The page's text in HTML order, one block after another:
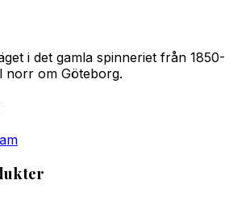
i det gamla spinneriet från 1850-
norr om Göteborg.